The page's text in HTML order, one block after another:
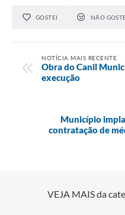
GOSTEI NÃO
NOTÍCIA MAIS RECENTE
Obra do Canil
execução
Município
contratação de
VEJA MAIS da